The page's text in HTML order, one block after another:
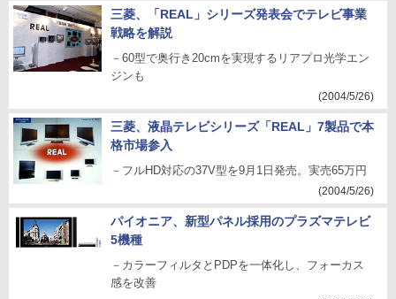
三菱、「REAL」シリーズ発表会でテレビ事業
戦略を解説
－60型で奥行き20cmを実現するリアプロ光学エン
ジンも
(2004/5/26)
三菱、液晶テレビシリーズ「REAL」7製品で本
格市場参入
－フルHD対応の37V型を9月1日発売。実売65万円
(2004/5/26)
パイオニア、新型パネル採用のプラズマテレビ
5機種
－カラーフィルタとPDPを一体化し、フォーカス
感を改善